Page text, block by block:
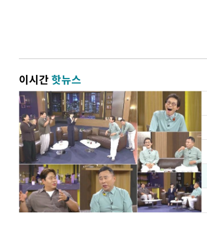
이시간핫뉴스